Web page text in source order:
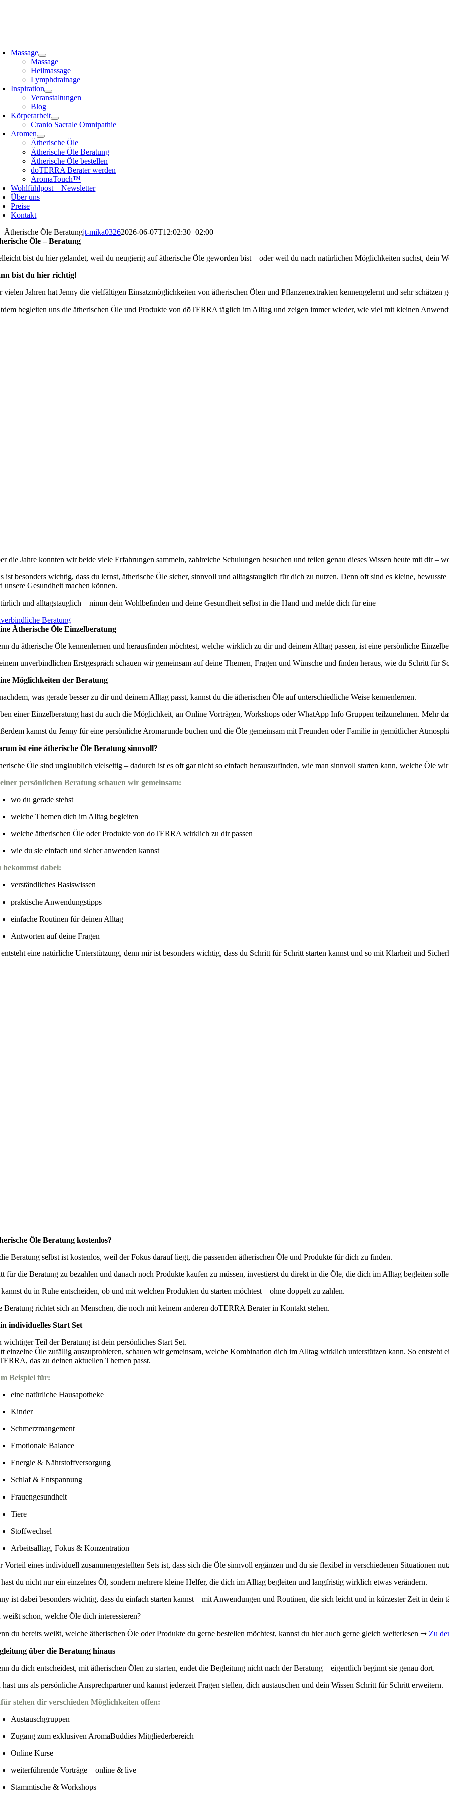
Massage
Massage
Heilmassage
Lymphdrainage
Inspiration
Veranstaltungen
Blog
Körperarbeit
Cranio Sacrale Omnipathie
Aromen
Ätherische Öle
Ätherische Öle Beratung
Ätherische Öle bestellen
dōTERRA Berater werden
AromaTouch™
Wohlfühlpost – Newsletter
Über uns
Preise
Kontakt
Ätherische Öle Beratungjt-mika03262026-06-07T12:02:30+02:00
Öle – Beratung
bist du hier gelandet, weil du neugierig auf ätherische Öle geworden bist – oder weil du nach natürlichen Möglichkeiten suchst, dein
bist du hier richtig!
vielen Jahren hat Jenny die vielfältigen Einsatzmöglichkeiten von ätherischen Ölen und Pflanzenextrakten kennengelernt und sehr schätzen
begleiten uns die ätherischen Öle und Produkte von dōTERRA täglich im Alltag und zeigen immer wieder, wie viel mit kleinen
die Jahre konnten wir beide viele Erfahrungen sammeln, zahlreiche Schulungen besuchen und teilen genau dieses Wissen heute mit dir –
ist besonders wichtig, dass du lernst, ätherische Öle sicher, sinnvoll und alltagstauglich für dich zu nutzen. Denn oft sind es kleine,
unsere Gesundheit machen können.
und alltagstauglich – nimm dein Wohlbefinden und deine Gesundheit selbst in die Hand und melde dich für eine
Beratung
Ätherische Öle Einzelberatung
du ätherische Öle kennenlernen und herausfinden möchtest, welche wirklich zu dir und deinem Alltag passen, ist eine persönliche
unverbindlichen Erstgespräch schauen wir gemeinsam auf deine Themen, Fragen und Wünsche und finden heraus, wie du Schritt für
Möglichkeiten der Beratung
was gerade besser zu dir und deinem Alltag passt, kannst du die ätherischen Öle auf unterschiedliche Weise kennenlernen.
einer Einzelberatung hast du auch die Möglichkeit, an Online Vorträgen, Workshops oder WhatApp Info Gruppen teilzunehmen. Mehr
kannst du Jenny für eine persönliche Aromarunde buchen und die Öle gemeinsam mit Freunden oder Familie in gemütlicher
ist eine ätherische Öle Beratung sinnvoll?
Öle sind unglaublich vielseitig – dadurch ist es oft gar nicht so einfach herauszufinden, wie man sinnvoll starten kann, welche Öle
persönlichen Beratung schauen wir gemeinsam:
wo du gerade stehst
welche Themen dich im Alltag begleiten
welche ätherischen Öle oder Produkte von doTERRA wirklich zu dir passen
wie du sie einfach und sicher anwenden kannst
bekommst dabei:
verständliches Basiswissen
praktische Anwendungstipps
einfache Routinen für deinen Alltag
Antworten auf deine Fragen
eine natürliche Unterstützung, denn mir ist besonders wichtig, dass du Schritt für Schritt starten kannst und so mit Klarheit und
Öle Beratung kostenlos?
Beratung selbst ist kostenlos, weil der Fokus darauf liegt, die passenden ätherischen Öle und Produkte für dich zu finden.
für die Beratung zu bezahlen und danach noch Produkte kaufen zu müssen, investierst du direkt in die Öle, die dich im Alltag begleiten
du in Ruhe entscheiden, ob und mit welchen Produkten du starten möchtest – ohne doppelt zu zahlen.
Beratung richtet sich an Menschen, die noch mit keinem anderen dōTERRA Berater in Kontakt stehen.
individuelles Start Set
wichtiger Teil der Beratung ist dein persönliches Start Set.
einzelne Öle zufällig auszuprobieren, schauen wir gemeinsam, welche Kombination dich im Alltag wirklich unterstützen kann. So entsteht
das zu deinen aktuellen Themen passt.
Beispiel für:
eine natürliche Hausapotheke
Kinder
Schmerzmangement
Emotionale Balance
Energie & Nährstoffversorgung
Schlaf & Entspannung
Frauengesundheit
Tiere
Stoffwechsel
Arbeitsalltag, Fokus & Konzentration
Vorteil eines individuell zusammengestellten Sets ist, dass sich die Öle sinnvoll ergänzen und du sie flexibel in verschiedenen Situationen
hast du nicht nur ein einzelnes Öl, sondern mehrere kleine Helfer, die dich im Alltag begleiten und langfristig wirklich etwas verändern.
ist dabei besonders wichtig, dass du einfach starten kannst – mit Anwendungen und Routinen, die sich leicht und in kürzester Zeit in dein
weißt schon, welche Öle dich interessieren?
du bereits weißt, welche ätherischen Öle oder Produkte du gerne bestellen möchtest, kannst du hier auch gerne gleich weiterlesen ➞ Zu
über die Beratung hinaus
du dich entscheidest, mit ätherischen Ölen zu starten, endet die Begleitung nicht nach der Beratung – eigentlich beginnt sie genau dort.
hast uns als persönliche Ansprechpartner und kannst jederzeit Fragen stellen, dich austauschen und dein Wissen Schritt für Schritt erweitern.
stehen dir verschieden Möglichkeiten offen:
Austauschgruppen
Zugang zum exklusiven AromaBuddies Mitgliederbereich
Online Kurse
weiterführende Vorträge – online & live
Stammtische & Workshops